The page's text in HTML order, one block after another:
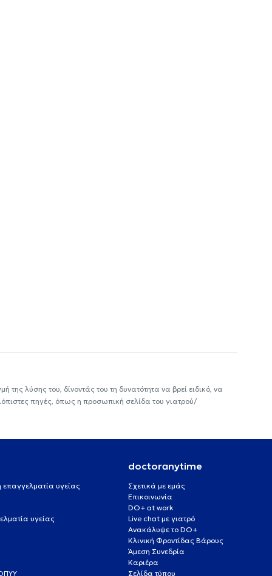
λύσης του, δίνοντάς του τη δυνατότητα να βρεί ειδικό, να
πηγές, όπως η προσωπική σελίδα του γιατρού/
επαγγελματία υγείας
υγείας
doctoranytime
Σχετικά με εμάς
Επικοινωνία
DO+ at work
Live chat με γιατρό
Ανακάλυψε το DO+
Κλινική Φροντίδας Βάρους
Άμεση Συνεδρία
Καριέρα
Σελίδα τύπου